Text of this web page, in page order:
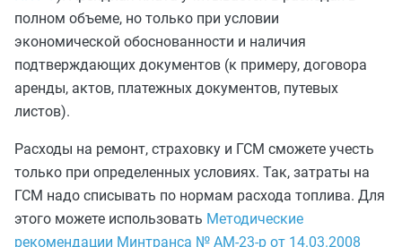
полном объеме, но только при условии
экономической обоснованности и наличия
подтверждающих документов (к примеру, договора
аренды, актов, платежных документов, путевых
листов).
Расходы на ремонт, страховку и ГСМ сможете учесть
только при определенных условиях. Так, затраты на
ГСМ надо списывать по нормам расхода топлива. Для
этого можете использовать Методические
рекомендации Минтранса № АМ-23-р от 14.03.2008